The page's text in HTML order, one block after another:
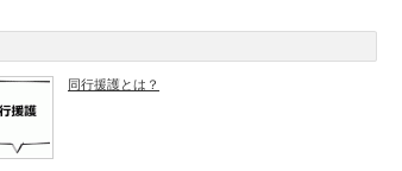
同行援護とは？